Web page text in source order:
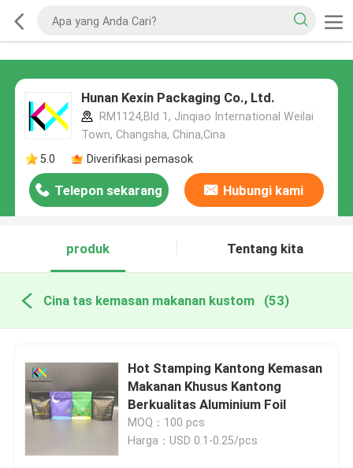
Hunan Kexin Packaging Co., Ltd.
RM1124,Bld 1, Jinqiao International Weilai
Town, Changsha, China,Cina
5.0
Diverifikasi pemasok
Telepon sekarang Hubungi kami
produk Tentang kita
Cina tas kemasan makanan kustom (53)
Hot Stamping Kantong Kemasan
Makanan Khusus Kantong
Berkualitas Aluminium Foil
MOQ：100 pcs
Harga：USD 0.1-0.25/pcs